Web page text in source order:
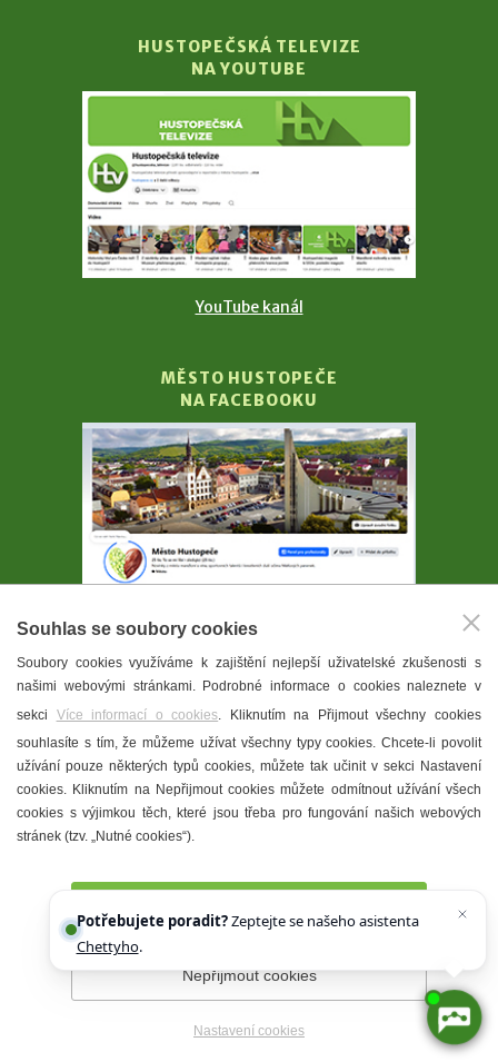
HUSTOPEČSKÁ TELEVIZE
NA YOUTUBE
YouTube kanál
MĚSTO HUSTOPEČE
NA FACEBOOKU
Facebook
RYCHLÉ ODKAZY
Portál občana
Úřední deska
Kontaktní spojení
Volná místa
Stánkový prodej
AKTUÁLNĚ PROBÍHÁ
Souhlas se soubory cookies
Soubory cookies využíváme k zajištění nejlepší uživatelské zkušenosti s
našimi webovými stránkami. Podrobné informace o cookies naleznete v
sekci Více informací o cookies. Kliknutím na Přijmout všechny cookies
souhlasíte s tím, že můžeme užívat všechny typy cookies. Chcete-li povolit
užívání pouze některých typů cookies, můžete tak učinit v sekci Nastavení
cookies. Kliknutím na Nepřijmout cookies můžete odmítnout užívání všech
cookies s výjimkou těch, které jsou třeba pro fungování našich webových
stránek (tzv. „Nutné cookies“).
Nepřijmout cookies
Nastavení cookies
Potřebujete poradit?Zeptejte se našeho asistenta
Chettyho.